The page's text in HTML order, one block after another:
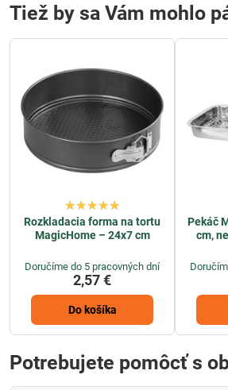
Tiež by sa Vám mohlo
Rozkladacia forma na tortu
MagicHome – 24x7 cm
Doručíme do 5 pracovných dní
2,57 €
Do košíka
Pekáč
cm,
Potrebujete pomôcť s